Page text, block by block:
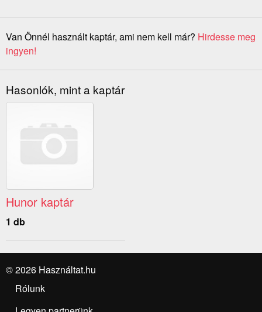
Van Önnél használt kaptár, ami nem kell már? Hirdesse meg
ingyen!
Hasonlók, mint a kaptár
Hunor kaptár
1 db
© 2026 Használtat.hu
Rólunk